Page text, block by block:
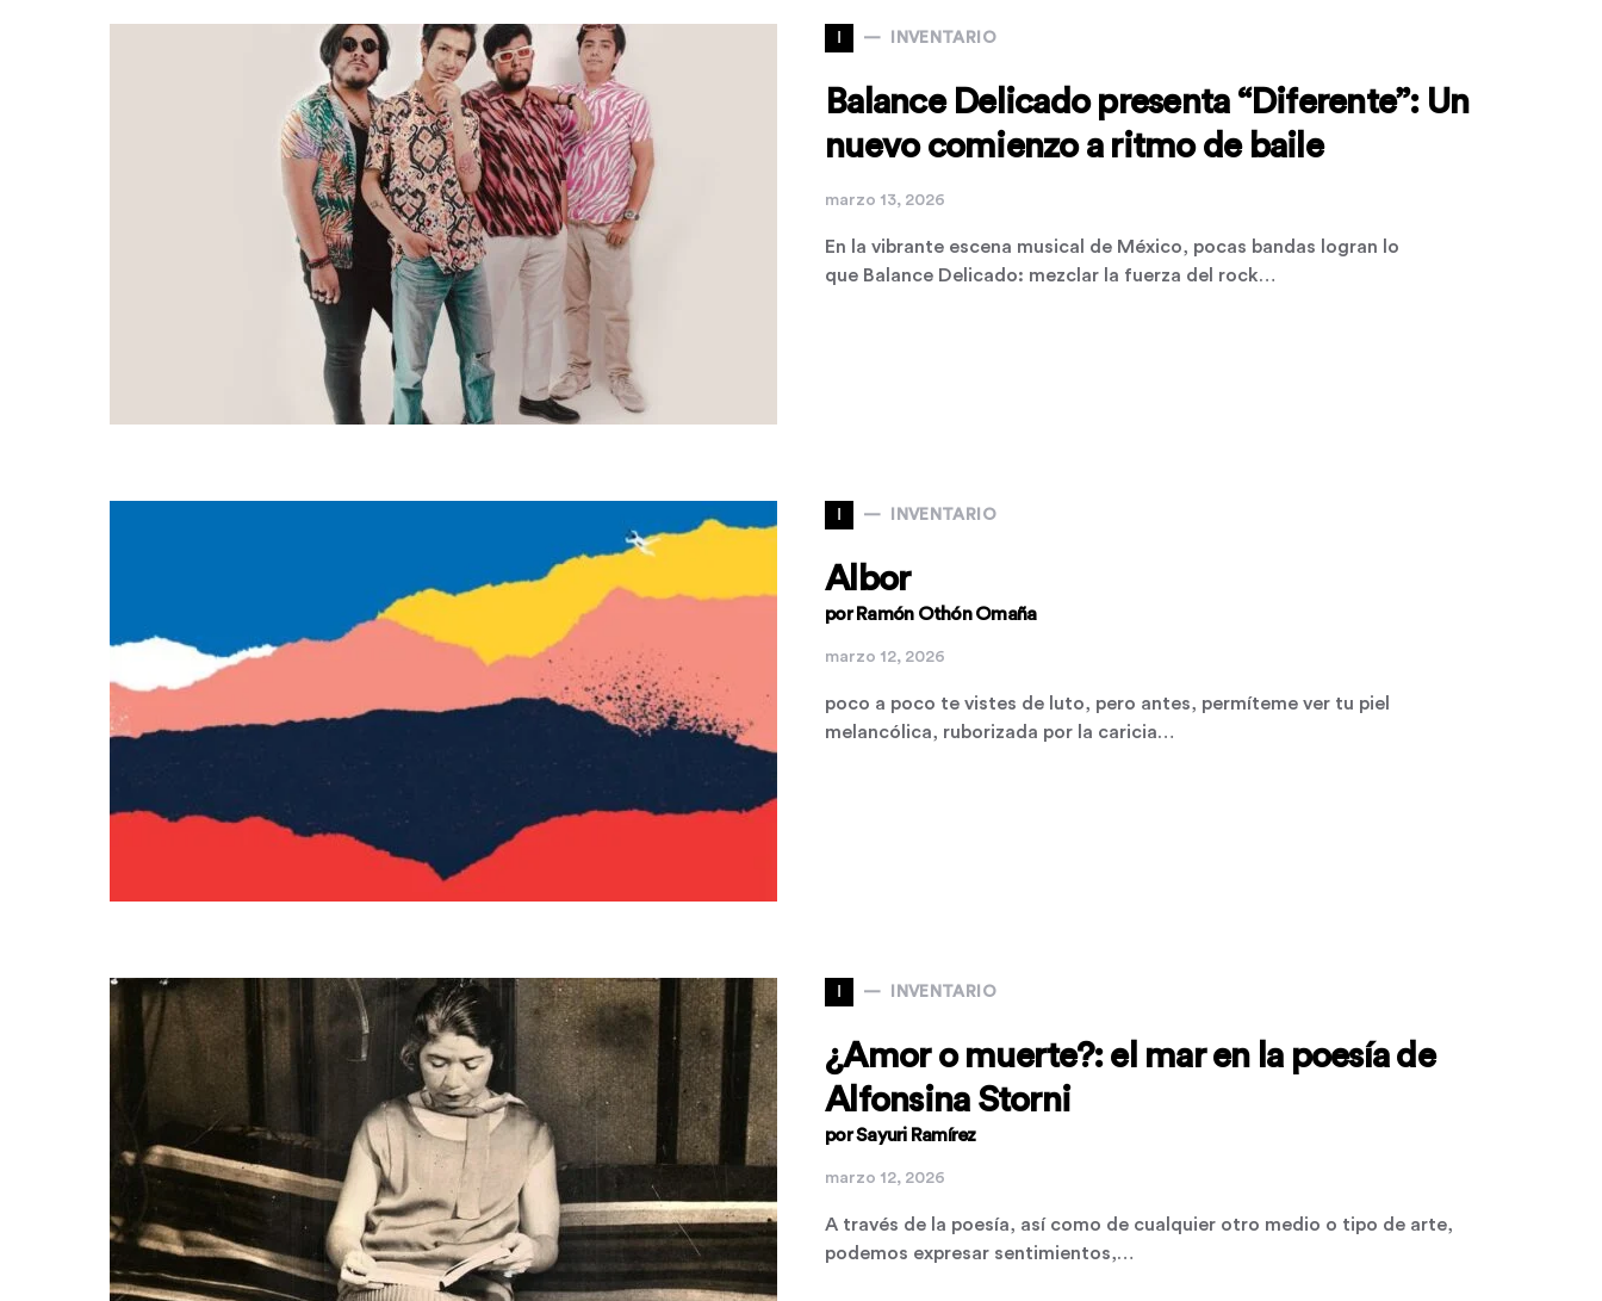
I INVENTARIO
Balance Delicado presenta “Diferente”: Un
nuevo comienzo a ritmo de baile
marzo 13, 2026
En la vibrante escena musical de México, pocas bandas logran lo
que Balance Delicado: mezclar la fuerza del rock…
I INVENTARIO
Albor
por Ramón Othón Omaña
marzo 12, 2026
poco a poco te vistes de luto, pero antes, permíteme ver tu piel
melancólica, ruborizada por la caricia…
I INVENTARIO
¿Amor o muerte?: el mar en la poesía de
Alfonsina Storni
por Sayuri Ramírez
marzo 12, 2026
A través de la poesía, así como de cualquier otro medio o tipo de arte,
podemos expresar sentimientos,…